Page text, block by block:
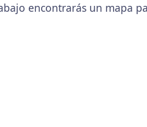
encontrarás un mapa